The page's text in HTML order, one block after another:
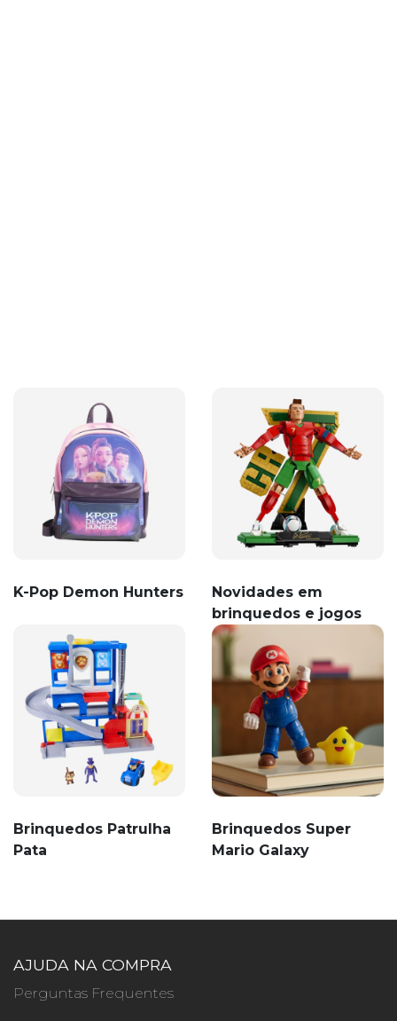
K-Pop Demon Hunters
Novidades em
brinquedos e jogos
Brinquedos Patrulha
Pata
Brinquedos Super
Mario Galaxy
AJUDA NA COMPRA
Perguntas Frequentes